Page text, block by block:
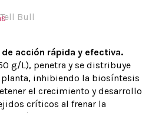
Bull
acción rápida y efectiva.
g/L), penetra y se distribuye
inhibiendo la biosíntesis
el crecimiento y desarrollo
críticos al frenar la